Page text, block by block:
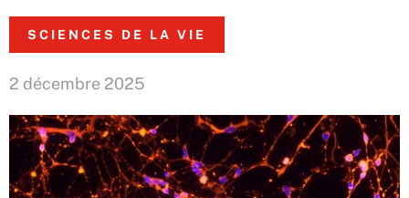
SCIENCES DE LA VIE
2 décembre 2025